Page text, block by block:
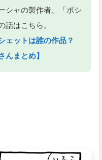
シャの製作者、「ポシ
話はこちら。
ェットは誰の作品？
んまとめ】